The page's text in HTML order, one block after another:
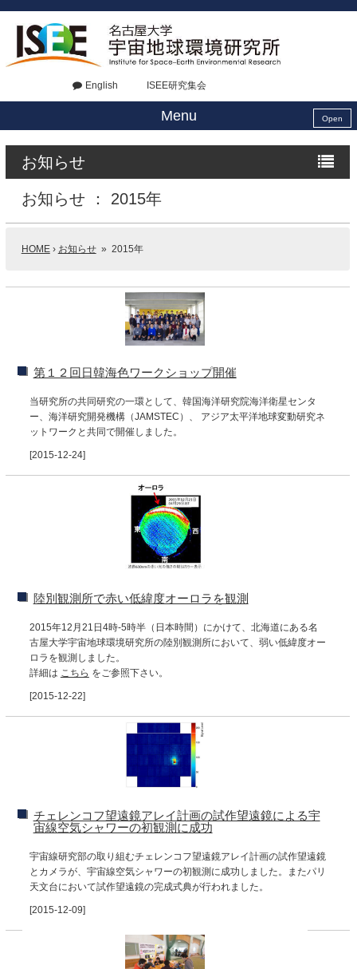
English ISEE研究集会
Menu Open
お知らせ
お知らせ ： 2015年
HOME› お知らせ» 2015年
第１２回日韓海色ワークショップ開催
当研究所の共同研究の一環として、韓国海洋研究院海洋衛星センタ
ー、海洋研究開発機構（JAMSTEC）、 アジア太平洋地球変動研究ネ
ットワークと共同で開催しました。
[2015-12-24]
陸別観測所で赤い低緯度オーロラを観測
2015年12月21日4時-5時半（日本時間）にかけて、北海道にある名
古屋大学宇宙地球環境研究所の陸別観測所において、弱い低緯度オー
ロラを観測しました。
詳細は こちら をご参照下さい。
[2015-12-22]
チェレンコフ望遠鏡アレイ計画の試作望遠鏡による宇
宙線空気シャワーの初観測に成功
宇宙線研究部の取り組むチェレンコフ望遠鏡アレイ計画の試作望遠鏡
とカメラが、宇宙線空気シャワーの初観測に成功しました。またパリ
天文台において試作望遠鏡の完成式典が行われました。
[2015-12-09]